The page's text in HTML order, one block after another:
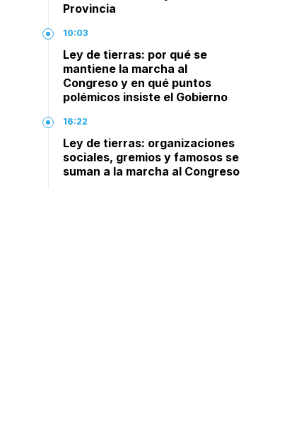
Provincia
10:03
Ley de tierras: por qué se
mantiene la marcha al
Congreso y en qué puntos
polémicos insiste el Gobierno
16:22
Ley de tierras: organizaciones
sociales, gremios y famosos se
suman a la marcha al Congreso